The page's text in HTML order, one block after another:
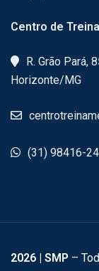
Centro de
R. Grão Pará,
Horizonte/MG
(31) 98416-
2026 | SMP –